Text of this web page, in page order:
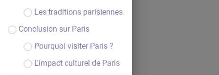
Les traditions parisiennes
Conclusion sur Paris
Pourquoi visiter Paris ?
L'impact culturel de Paris